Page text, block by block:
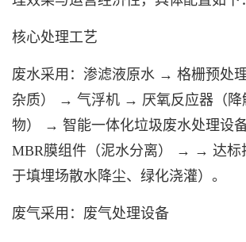
核心处理工艺
废水采用： 渗滤液原水 → 格栅预处
杂质） → 气浮机 → 厌氧反应器（降
物） → 智能一体化垃圾废水处理设
MBR膜组件（泥水分离） → → 达标
于填埋场散水降尘、绿化浇灌）。
废气采用：废气处理设备